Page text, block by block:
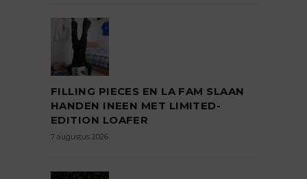
FILLING PIECES EN LA FAM SLAAN
HANDEN INEEN MET LIMITED-
EDITION LOAFER
7 augustus 2026